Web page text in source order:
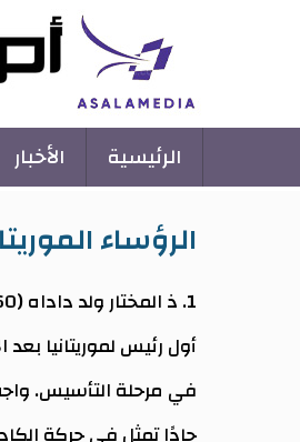
Main
navigation
الرئيسية الأخبار
الرؤساء
1. ذ المختار ولد داداه (1960–1978):*
أول رئيس لموريتانيا بعد
في مرحلة التأسيس. واجه
حادًا تمثل في حركة